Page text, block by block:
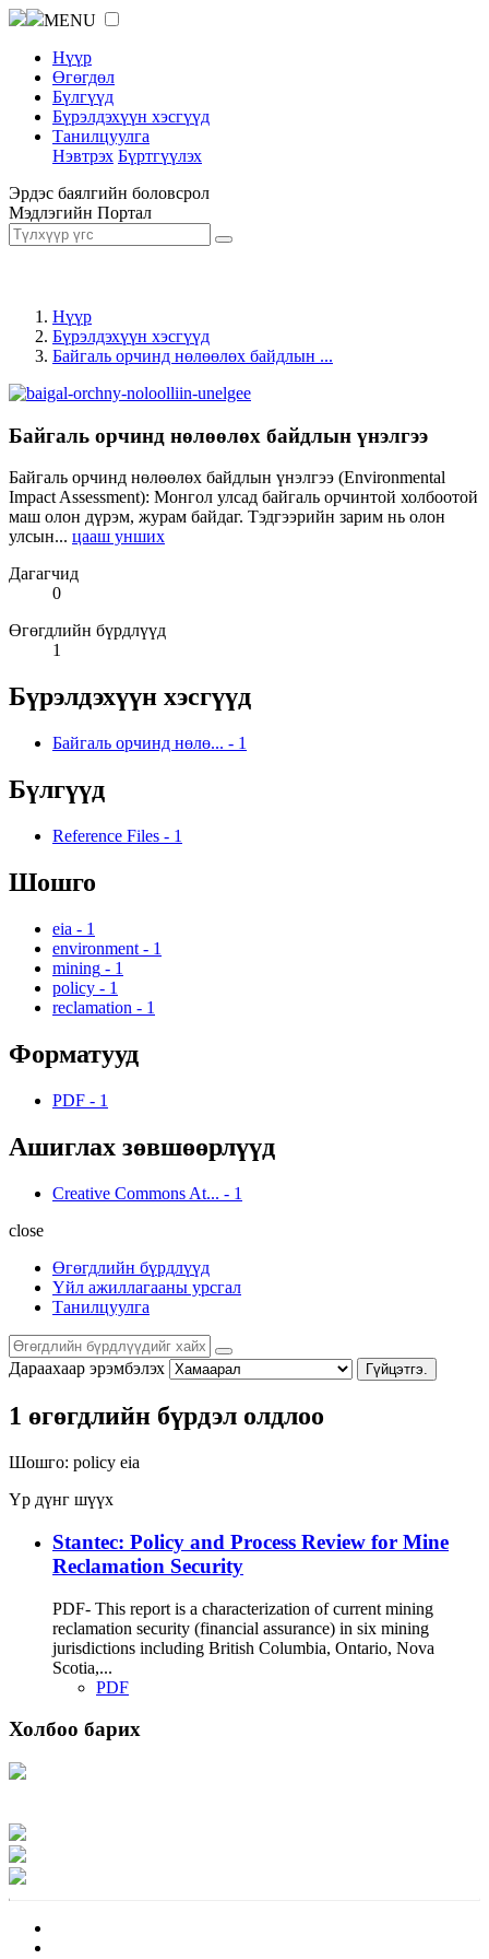
MENU
Нүүр
Өгөгдөл
Бүлгүүд
Бүрэлдэхүүн хэсгүүд
Танилцуулга
Нэвтрэх Бүртгүүлэх
Эрдэс баялгийн боловсрол
Мэдлэгийн Портал
Нүүр
Бүрэлдэхүүн хэсгүүд
Байгаль орчинд нөлөөлөх байдлын ...
Байгаль орчинд нөлөөлөх байдлын үнэлгээ
Байгаль орчинд нөлөөлөх байдлын үнэлгээ (Environmental
Impact Assessment): Монгол улсад байгаль орчинтой холбоотой
маш олон дүрэм, журам байдаг. Тэдгээрийн зарим нь олон
улсын... цааш унших
Дагагчид
0
Өгөгдлийн бүрдлүүд
1
Бүрэлдэхүүн хэсгүүд
Байгаль орчинд нөлө... - 1
Бүлгүүд
Reference Files - 1
Шошго
eia - 1
environment - 1
mining - 1
policy - 1
reclamation - 1
Форматууд
PDF - 1
Ашиглах зөвшөөрлүүд
Creative Commons At... - 1
close
Өгөгдлийн бүрдлүүд
Үйл ажиллагааны урсгал
Танилцуулга
Дараахаар эрэмбэлэх Гүйцэтгэ.
1 өгөгдлийн бүрдэл олдлоо
Шошго: policy eia
Үр дүнг шүүх
Stantec: Policy and Process Review for Mine
Reclamation Security
PDF- This report is a characterization of current mining
reclamation security (financial assurance) in six mining
jurisdictions including British Columbia, Ontario, Nova
Scotia,...
PDF
Холбоо барих